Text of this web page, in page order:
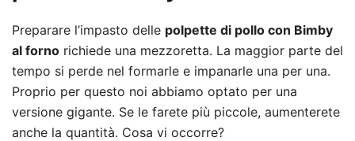
Preparare l’impasto delle polpette di pollo con Bimby
al forno richiede una mezzoretta. La maggior parte del
tempo si perde nel formarle e impanarle una per una.
Proprio per questo noi abbiamo optato per una
versione gigante. Se le farete più piccole, aumenterete
anche la quantità. Cosa vi occorre?